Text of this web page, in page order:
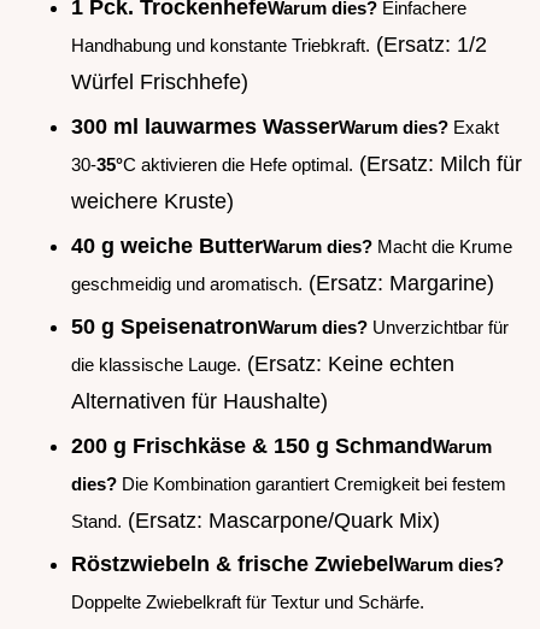
1 Pck. TrockenhefeWarum dies? Einfachere
Handhabung und konstante Triebkraft. (Ersatz: 1/2
Würfel Frischhefe)
300 ml lauwarmes WasserWarum dies? Exakt
30-35°C aktivieren die Hefe optimal. (Ersatz: Milch für
weichere Kruste)
40 g weiche ButterWarum dies? Macht die Krume
geschmeidig und aromatisch. (Ersatz: Margarine)
50 g SpeisenatronWarum dies? Unverzichtbar für
die klassische Lauge. (Ersatz: Keine echten
Alternativen für Haushalte)
200 g Frischkäse & 150 g SchmandWarum
dies? Die Kombination garantiert Cremigkeit bei festem
Stand. (Ersatz: Mascarpone/Quark Mix)
Röstzwiebeln & frische Zwiebel Warum dies?
Doppelte Zwiebelkraft für Textur und Schärfe.